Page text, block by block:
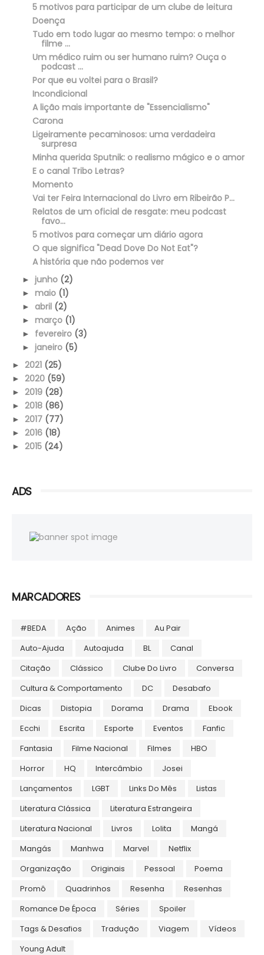
5 motivos para participar de um clube de leitura
Doença
Tudo em todo lugar ao mesmo tempo: o melhor
filme ...
Um médico ruim ou ser humano ruim? Ouça o
podcast ...
Por que eu voltei para o Brasil?
Incondicional
A lição mais importante de "Essencialismo"
Carona
Ligeiramente pecaminosos: uma verdadeira
surpresa
Minha querida Sputnik: o realismo mágico e o amor
E o canal Tribo Letras?
Momento
Vai ter Feira Internacional do Livro em Ribeirão P...
Relatos de um oficial de resgate: meu podcast
favo...
5 motivos para começar um diário agora
O que significa "Dead Dove Do Not Eat"?
A história que não podemos ver
► junho (2)
► maio (1)
► abril (2)
► março (1)
► fevereiro (3)
► janeiro (5)
► 2021 (25)
► 2020 (59)
► 2019 (28)
► 2018 (86)
► 2017 (77)
► 2016 (18)
► 2015 (24)
ADS
MARCADORES
#BEDA Ação Animes
Au Pair
Auto-Ajuda
Autoajuda BL
Canal
Citação
Clássico Clube Do Livro
Conversa
Cultura & Comportamento
DC
Desabafo
Dicas
Distopia Dorama Drama
Ebook
Ecchi
Escrita Esporte Eventos
Fanfic
Fantasia
Filme Nacional Filmes
HBO
Horror
HQ Intercâmbio
Josei
Lançamentos
LGBT Links Do Mês
Listas
Literatura Clássica
Literatura Estrangeira
Literatura Nacional
Livros Lolita
Mangá
Mangás
Manhwa Marvel
Netflix
Organização
Originais Pessoal
Poema
Promô
Quadrinhos Resenha
Resenhas
Romance De Época
Séries
Spoiler
Tags & Desafios
Tradução Viagem
Vídeos
Young Adult